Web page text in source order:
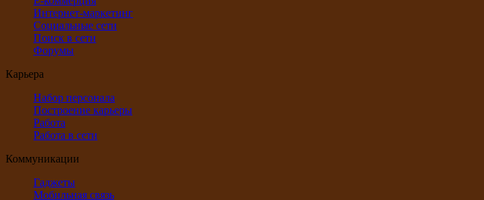
Интернет-маркетинг
Социальные сети
Поиск в сети
Форумы
Карьера
Набор персонала
Построение карьеры
Работа
Работа в сети
Коммуникации
Гаджеты
Мобильная связь